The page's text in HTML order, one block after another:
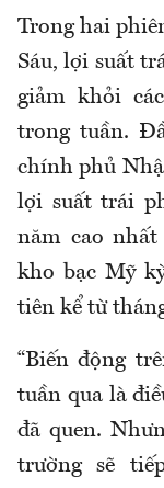
Trong hai
Sáu, lợi suất
giảm khỏi
trong tuần.
chính phủ
lợi suất trái
năm cao
kho bạc Mỹ
tiên kể từ
“Biến động
tuần qua là
đã quen.
trường sẽ